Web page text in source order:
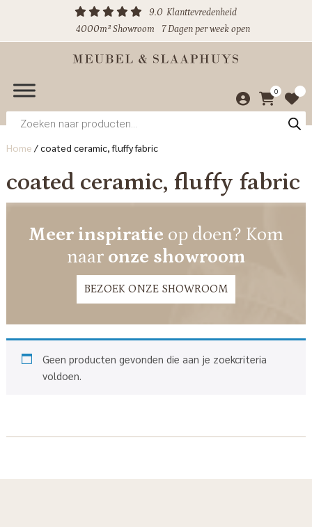
9.0 Klanttevredenheid
4000m² Showroom
7 Dagen per week open
0
Producten
zoeken
Home /coated ceramic, fluffy fabric
coated ceramic, fluffy fabric
Meer inspiratie op doen? Kom
naar onze showroom
BEZOEK ONZE SHOWROOM
Geen producten gevonden die aan je zoekcriteria
voldoen.